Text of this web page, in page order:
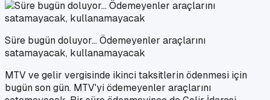
Süre bugün doluyor... Ödemeyenler araçlarını
satamayacak, kullanamayacak
MTV ve gelir vergisinde ikinci taksitlerin ödenmesi için
bugün son gün. MTV'yi ödemeyenler araçlarını